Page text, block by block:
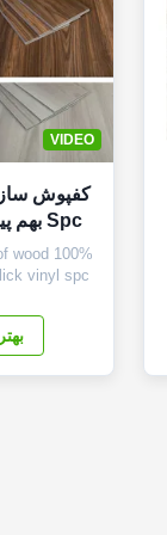
VIDEO
کفپوش
wood
vinyl spc
plate is
composed